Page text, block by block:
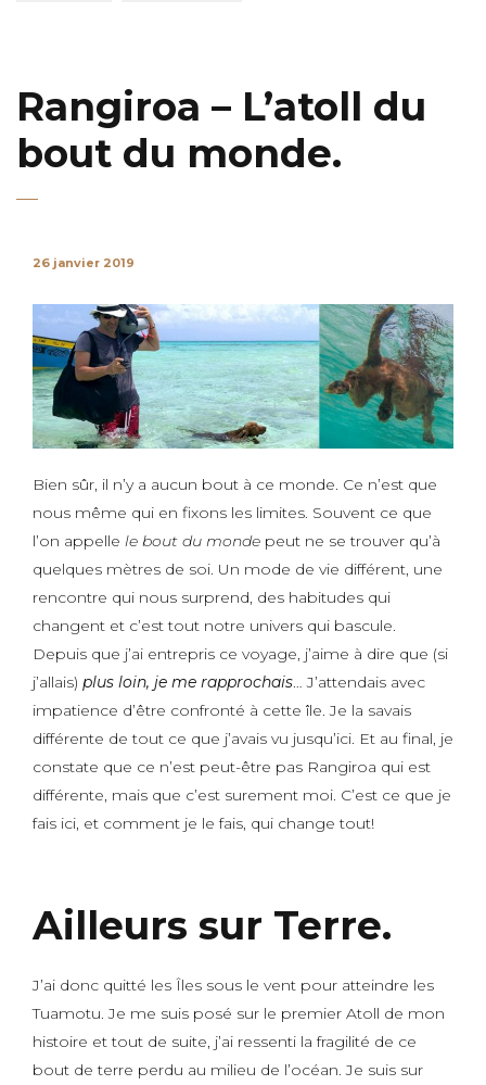
Rangiroa – L’atoll du
bout du monde.
26 janvier 2019
Bien sûr, il n’y a aucun bout à ce monde. Ce n’est que
nous même qui en fixons les limites. Souvent ce que
l’on appelle le bout du monde peut ne se trouver qu’à
quelques mètres de soi. Un mode de vie différent, une
rencontre qui nous surprend, des habitudes qui
changent et c’est tout notre univers qui bascule.
Depuis que j’ai entrepris ce voyage, j’aime à dire que (si
j’allais) plus loin, je me rapprochais… J’attendais avec
impatience d’être confronté à cette île. Je la savais
différente de tout ce que j’avais vu jusqu’ici. Et au final, je
constate que ce n’est peut-être pas Rangiroa qui est
différente, mais que c’est surement moi. C’est ce que je
fais ici, et comment je le fais, qui change tout!
Ailleurs sur Terre.
J’ai donc quitté les Îles sous le vent pour atteindre les
Tuamotu. Je me suis posé sur le premier Atoll de mon
histoire et tout de suite, j’ai ressenti la fragilité de ce
bout de terre perdu au milieu de l’océan. Je suis sur